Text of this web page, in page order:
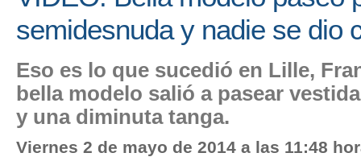
semidesnuda y nadie se dio
Eso es lo que sucedió en Lille,
bella modelo salió a pasear
y una diminuta tanga.
Viernes 2 de mayo de 2014 a las 11:48